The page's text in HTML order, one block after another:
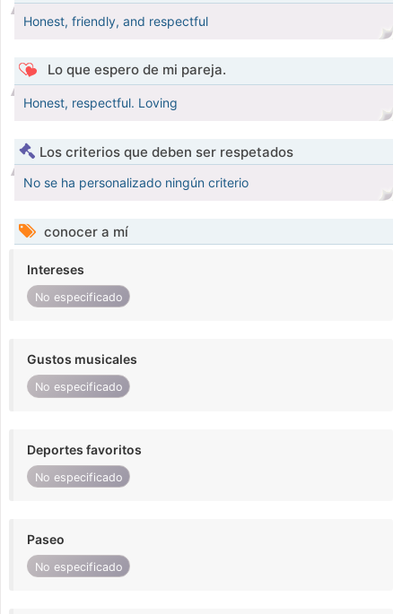
Honest, friendly, and respectful
Lo que espero de mi pareja.
Honest, respectful. Loving
Los criterios que deben ser respetados
No se ha personalizado ningún criterio
conocer a mí
Intereses
No especificado
Gustos musicales
No especificado
Deportes favoritos
No especificado
Paseo
No especificado